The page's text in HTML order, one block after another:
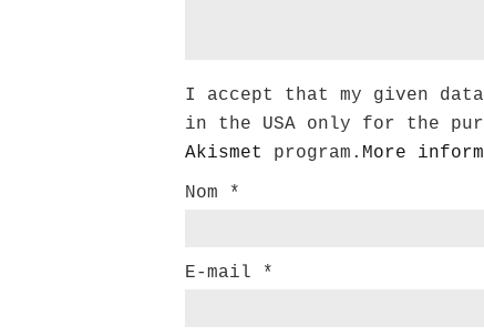
I accept that my given
in the USA only for the
Akismet
program. More
Nom
*
E-mail *